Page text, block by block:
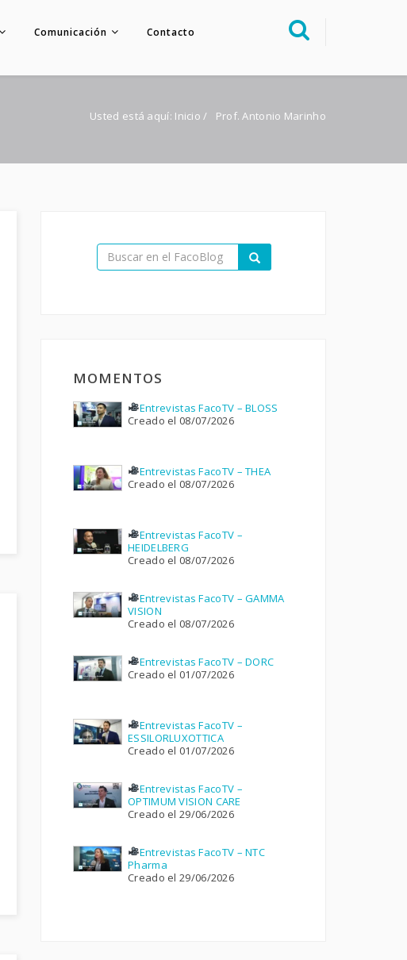
Comunicación Contacto
Foro FacoElche
Usted está aquí: Inicio / Prof. Antonio Marinho
MOMENTOS
Entrevistas FacoTV – BLOSS
Creado el 08/07/2026
Entrevistas FacoTV – THEA
Creado el 08/07/2026
Entrevistas FacoTV –
HEIDELBERG
Creado el 08/07/2026
Entrevistas FacoTV – GAMMA
VISION
Creado el 08/07/2026
Entrevistas FacoTV – DORC
Creado el 01/07/2026
Entrevistas FacoTV –
ESSILORLUXOTTICA
Creado el 01/07/2026
Entrevistas FacoTV –
OPTIMUM VISION CARE
Creado el 29/06/2026
Entrevistas FacoTV – NTC
Pharma
Creado el 29/06/2026